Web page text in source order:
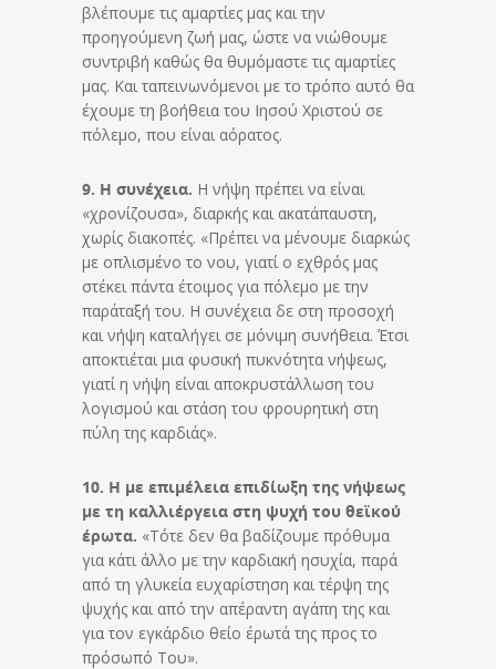
βλέπουμε τις αμαρτίες μας και την
προηγούμενη ζωή μας, ώστε να νιώθουμε
συντριβή καθώς θα θυμόμαστε τις αμαρτίες
μας. Και ταπεινωνόμενοι με το τρόπο αυτό θα
έχουμε τη βοήθεια του Ιησού Χριστού σε
πόλεμο, που είναι αόρατος.
9. Η συνέχεια. Η νήψη πρέπει να είναι
«χρονίζουσα», διαρκής και ακατάπαυστη,
χωρίς διακοπές. «Πρέπει να μένουμε διαρκώς
με οπλισμένο το νου, γιατί ο εχθρός μας
στέκει πάντα έτοιμος για πόλεμο με την
παράταξή του. Η συνέχεια δε στη προσοχή
και νήψη καταλήγει σε μόνιμη συνήθεια. Έτσι
αποκτιέται μια φυσική πυκνότητα νήψεως,
γιατί η νήψη είναι αποκρυστάλλωση του
λογισμού και στάση του φρουρητική στη
πύλη της καρδιάς».
10. Η με επιμέλεια επιδίωξη της νήψεως
με τη καλλιέργεια στη ψυχή του θεϊκού
έρωτα. «Τότε δεν θα βαδίζουμε πρόθυμα
για κάτι άλλο με την καρδιακή ησυχία, παρά
από τη γλυκεία ευχαρίστηση και τέρψη της
ψυχής και από την απέραντη αγάπη της και
για τον εγκάρδιο θείο έρωτά της προς το
πρόσωπό Του».